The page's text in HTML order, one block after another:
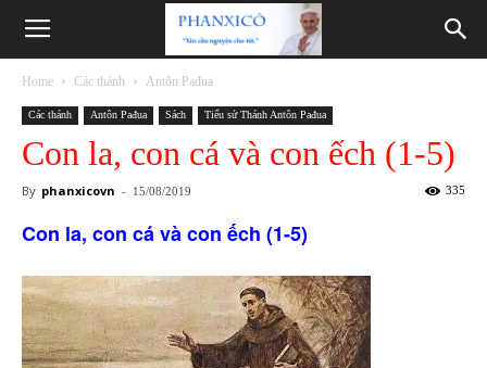
Phanxicô
Home Các thánh Antôn Pađua
Các thánh Antôn Pađua Sách Tiểu sử Thánh Antôn Pađua
Con la, con cá và con ếch (1-5)
By phanxicovn - 15/08/2019 335
Con la, con cá và con ếch (1-5)